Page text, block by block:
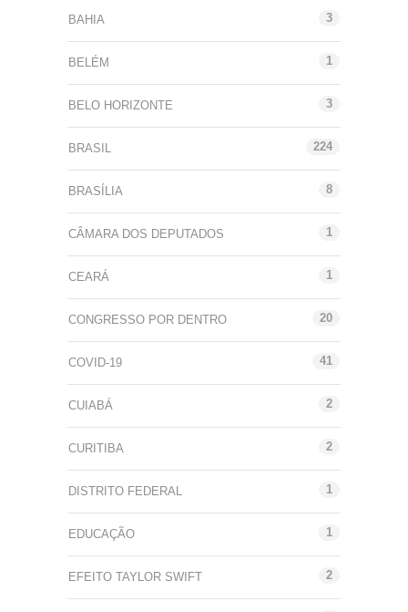
BAHIA 3
BELÉM 1
BELO HORIZONTE 3
BRASIL 224
BRASÍLIA 8
CÂMARA DOS DEPUTADOS 1
CEARÁ 1
CONGRESSO POR DENTRO 20
COVID-19 41
CUIABÁ 2
CURITIBA 2
DISTRITO FEDERAL 1
EDUCAÇÃO 1
EFEITO TAYLOR SWIFT 2